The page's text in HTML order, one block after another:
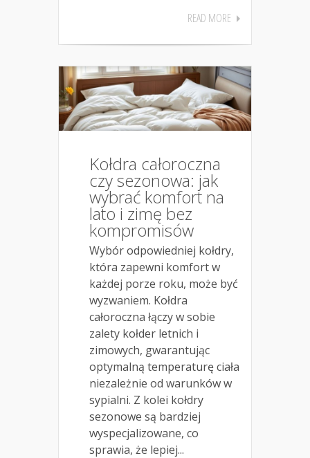
READ MORE
Kołdra całoroczna
czy sezonowa: jak
wybrać komfort na
lato i zimę bez
kompromisów
Wybór odpowiedniej kołdry,
która zapewni komfort w
każdej porze roku, może być
wyzwaniem. Kołdra
całoroczna łączy w sobie
zalety kołder letnich i
zimowych, gwarantując
optymalną temperaturę ciała
niezależnie od warunków w
sypialni. Z kolei kołdry
sezonowe są bardziej
wyspecjalizowane, co
sprawia, że lepiej...